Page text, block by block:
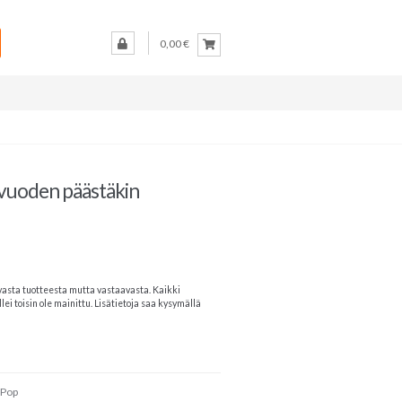
0,00 €
päästäkin
tuotteesta mutta vastaavasta. Kaikki
toisin ole mainittu. Lisätietoja saa kysymällä